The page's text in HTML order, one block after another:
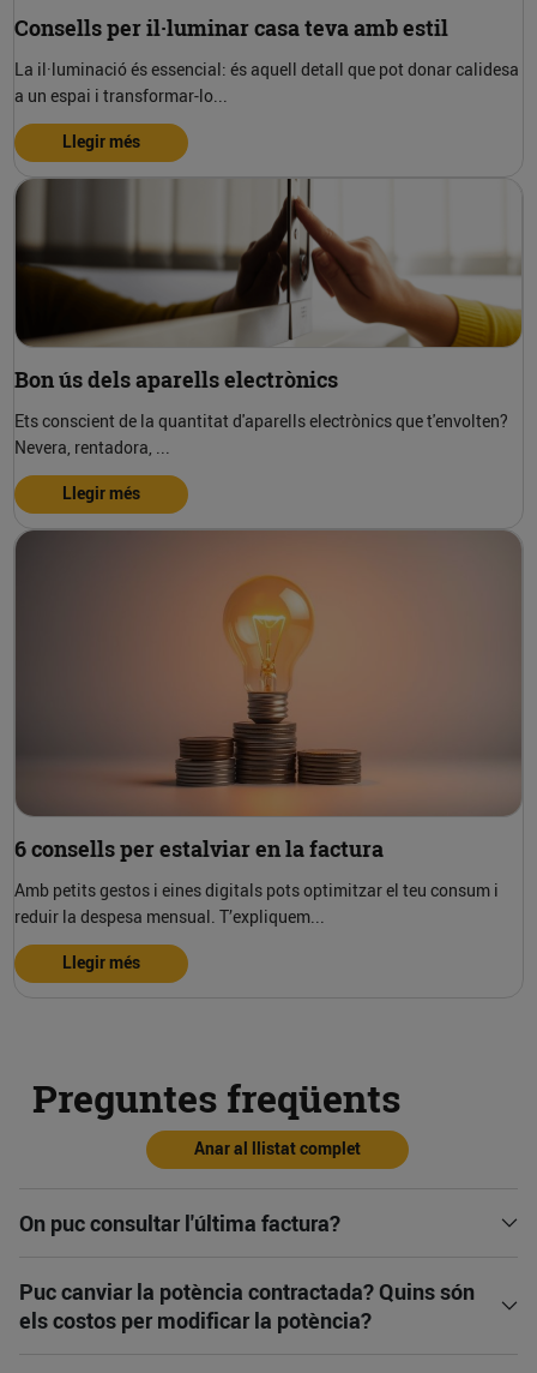
Consells per il·luminar casa teva amb estil
La il·luminació és essencial: és aquell detall que pot donar calidesa
a un espai i transformar-lo...
Llegir més
Bon ús dels aparells electrònics
Ets conscient de la quantitat d'aparells electrònics que t'envolten?
Nevera, rentadora, ...
Llegir més
6 consells per estalviar en la factura
Amb petits gestos i eines digitals pots optimitzar el teu consum i
reduir la despesa mensual. T’expliquem...
Llegir més
Preguntes freqüents
Anar al llistat complet
On puc consultar l'última factura?
Puc canviar la potència contractada? Quins són
els costos per modificar la potència?